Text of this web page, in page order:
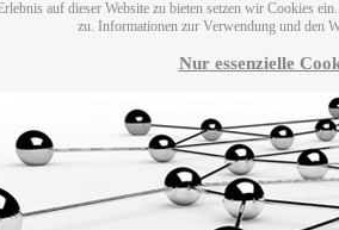
auf dieser Website zu bieten setzen wir Cookies
zu. Informationen zur Verwendung und den
Nur essenzielle